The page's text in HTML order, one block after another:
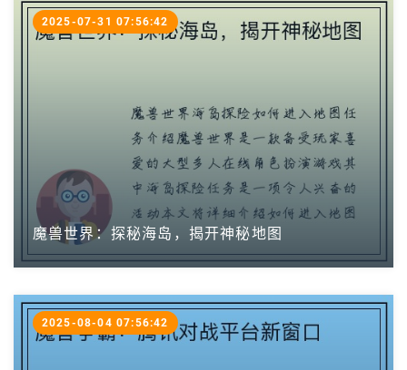
魔兽世界：探秘海岛，揭开神秘地图
2025-07-31 07:56:42
2025-08-04 07:56:42